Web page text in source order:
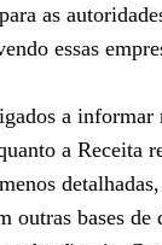
as
essas
a informar
a Receita
outras bases de